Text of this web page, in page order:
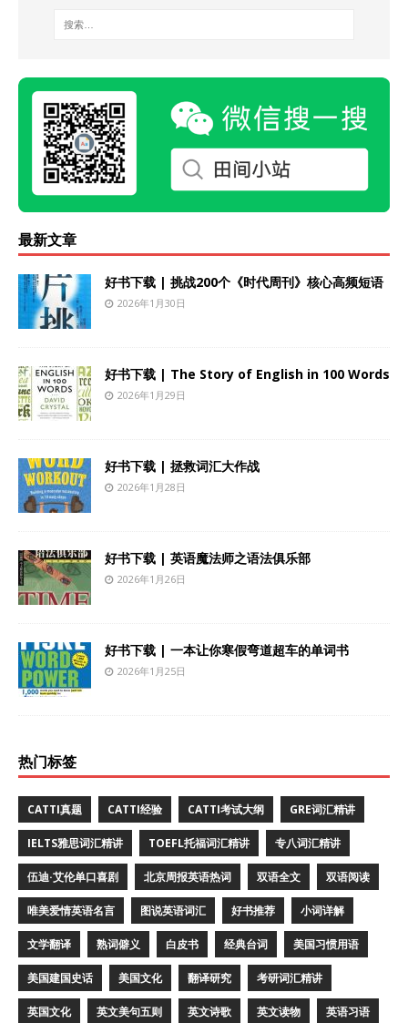
最新文章
好书下载 | 挑战200个《时代周刊》核心高频短语
2026年1月30日
好书下载 | The Story of English in 100 Words
2026年1月29日
好书下载 | 拯救词汇大作战
2026年1月28日
好书下载 | 英语魔法师之语法俱乐部
2026年1月26日
好书下载 | 一本让你寒假弯道超车的单词书
2026年1月25日
热门标签
CATTI真题 CATTI经验 CATTI考试大纲 GRE词汇精讲
IELTS雅思词汇精讲 TOEFL托福词汇精讲 专八词汇精讲
伍迪·艾伦单口喜剧 北京周报英语热词 双语全文 双语阅读
唯美爱情英语名言 图说英语词汇 好书推荐 小词详解
文学翻译 熟词僻义 白皮书 经典台词 美国习惯用语
美国建国史话 美国文化 翻译研究 考研词汇精讲
英国文化 英文美句五则 英文诗歌 英文读物 英语习语